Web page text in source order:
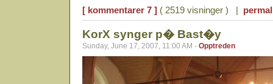
[ kommentarer 7 ] ( 2519 visninger ) |
KorX synger p� Bast�y
Sunday, June 17, 2007, 11:00 AM - Opptreden